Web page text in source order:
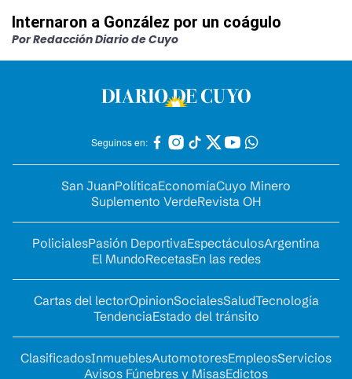
Internaron a González por un coágulo
Por Redacción Diario de Cuyo
Seguinos en:
San JuanPolíticaEconomíaCuyo Minero
Suplemento VerdeRevista OH
PolicialesPasión DeportivaEspectáculosArgentina
El MundoRecetasEn las redes
Cartas del lectorOpinionSocialesSaludTecnología
TendenciaEstado del tránsito
ClasificadosInmueblesAutomotoresEmpleosServicios
Avisos Fúnebres y MisasEdictos